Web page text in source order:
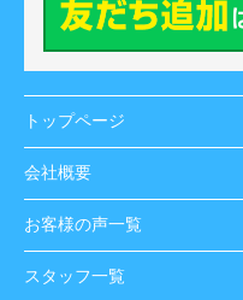
トップページ
会社概要
お客様の声一覧
スタッフ一覧